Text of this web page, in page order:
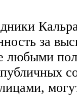
за
любыми